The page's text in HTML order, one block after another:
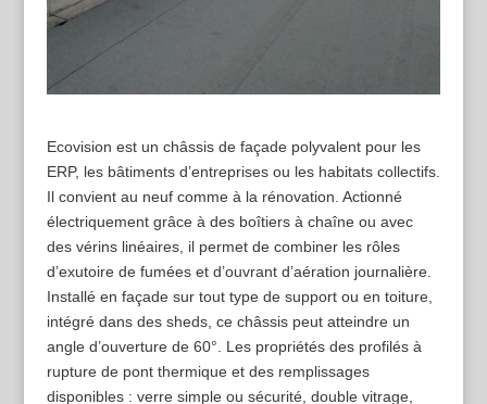
Ecovision est un châssis de façade polyvalent pour les
ERP, les bâtiments d’entreprises ou les habitats collectifs.
Il convient au neuf comme à la rénovation. Actionné
électriquement grâce à des boîtiers à chaîne ou avec
des vérins linéaires, il permet de combiner les rôles
d’exutoire de fumées et d’ouvrant d’aération journalière.
Installé en façade sur tout type de support ou en toiture,
intégré dans des sheds, ce châssis peut atteindre un
angle d’ouverture de 60°. Les propriétés des profilés à
rupture de pont thermique et des remplissages
disponibles : verre simple ou sécurité, double vitrage,